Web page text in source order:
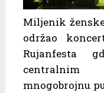
Miljenik
održao
Rujanfesta
mnogobrojnu